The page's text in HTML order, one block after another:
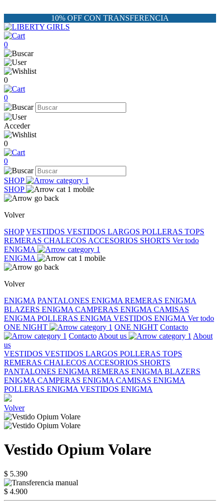
10% OFF CON TRANSFERENCIA
0
0
0
Acceder
0
0
SHOP
SHOP
Volver
SHOP VESTIDOS VESTIDOS LARGOS POLLERAS TOPS
REMERAS CHALECOS ACCESORIOS SHORTS Ver todo
ENIGMA
ENIGMA
Volver
ENIGMA PANTALONES ENIGMA REMERAS ENIGMA
BLAZERS ENIGMA CAMPERAS ENIGMA CAMISAS
ENIGMA POLLERAS ENIGMA VESTIDOS ENIGMA Ver todo
ONE NIGHT
ONE NIGHT Contacto
Contacto About us
About
us
VESTIDOS VESTIDOS LARGOS POLLERAS TOPS
REMERAS CHALECOS ACCESORIOS SHORTS
PANTALONES ENIGMA REMERAS ENIGMA BLAZERS
ENIGMA CAMPERAS ENIGMA CAMISAS ENIGMA
POLLERAS ENIGMA VESTIDOS ENIGMA
Volver
Vestido Opium Volare
$ 5.390
$ 4.900